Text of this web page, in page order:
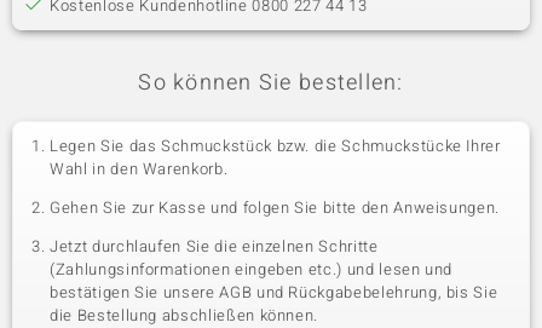
Kostenlose Kundenhotline 0800 227 44 13
So können Sie bestellen:
Legen Sie das Schmuckstück bzw. die Schmuckstücke Ihrer
Wahl in den Warenkorb.
Gehen Sie zur Kasse und folgen Sie bitte den Anweisungen.
Jetzt durchlaufen Sie die einzelnen Schritte
(Zahlungsinformationen eingeben etc.) und lesen und
bestätigen Sie unsere AGB und Rückgabebelehrung, bis Sie
die Bestellung abschließen können.